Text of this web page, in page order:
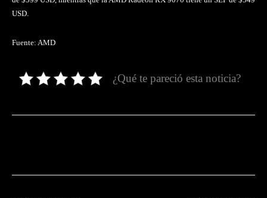
USD.
Fuente: AMD
¿Qué te pareció esta noticia?